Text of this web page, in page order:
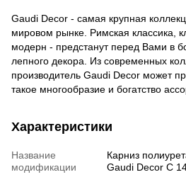
Gaudi Decor - самая крупная
мировом рынке. Римская классика,
модерн - предстанут перед Вами в
лепного декора. Из современных
производитель Gaudi Decor может
такое многообразие и богатство
Характеристики
Название
модификации
Карниз
Gaudi Decor C